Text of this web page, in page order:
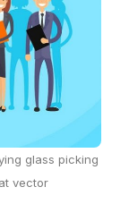
glass picking
vector